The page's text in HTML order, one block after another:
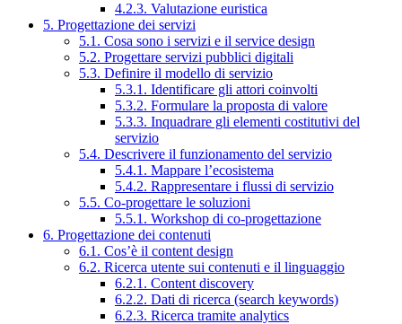
4.2.3. Valutazione euristica
5. Progettazione dei servizi
5.1. Cosa sono i servizi e il service design
5.2. Progettare servizi pubblici digitali
5.3. Definire il modello di servizio
5.3.1. Identificare gli attori coinvolti
5.3.2. Formulare la proposta di valore
5.3.3. Inquadrare gli elementi costitutivi del
servizio
5.4. Descrivere il funzionamento del servizio
5.4.1. Mappare l’ecosistema
5.4.2. Rappresentare i flussi di servizio
5.5. Co-progettare le soluzioni
5.5.1. Workshop di co-progettazione
6. Progettazione dei contenuti
6.1. Cos’è il content design
6.2. Ricerca utente sui contenuti e il linguaggio
6.2.1. Content discovery
6.2.2. Dati di ricerca (search keywords)
6.2.3. Ricerca tramite analytics